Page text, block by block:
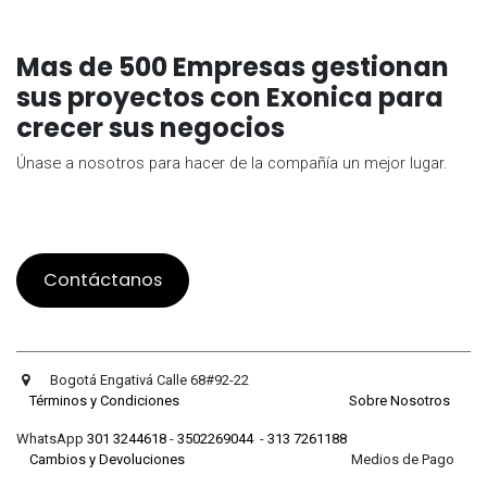
Mas de 500 Empresas gestionan
sus proyectos con Exonica para
crecer sus negocios
Únase a nosotros para hacer de la compañía un mejor lugar.
Contáctanos
Bogotá Engativá Calle 68#92-22
Términos y Condiciones
Sobre Nosotros
WhatsApp 301 3244618 - 3502269044- 313 7261188
Cambios y Devoluciones Medios de Pago